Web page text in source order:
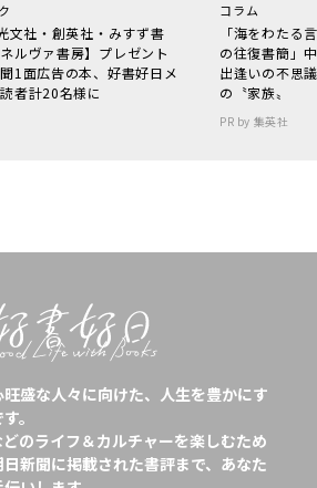
文社・創英社・みすず書
ルヴァ書房】プレゼント
1面広告の本、好書好日メ
者計20名様に
コラム
「海をわた
の往復書簡」
出逢いの不思
の〝家族〟
PR by 集英社
盛な人々に向けた、人生を豊かにす
。
のライフ＆カルチャーを楽しむため
新聞に掲載された書評まで、あなた